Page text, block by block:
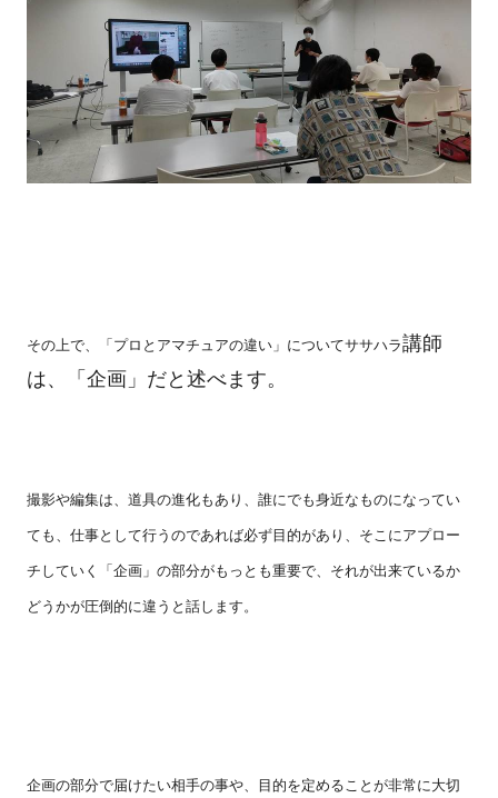
その上で、「プロとアマチュアの違い」についてササハラ講師
は、「企画」だと述べます。
撮影や編集は、道具の進化もあり、誰にでも身近なものになってい
ても、仕事として行うのであれば必ず目的があり、そこにアプロー
チしていく「企画」の部分がもっとも重要で、それが出来ているか
どうかが圧倒的に違うと話します。
企画の部分で届けたい相手の事や、目的を定めることが非常に大切